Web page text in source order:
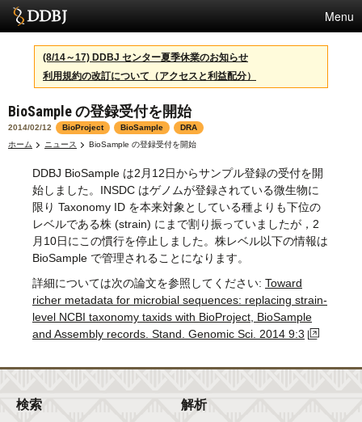
Menu
サービス
スパコン
統計
活動
センターについて
利用規約
English
(8/14～17) DDBJ センター夏季休業のお知らせ
利用規約の改訂について（アクセスと利益配分）
BioSample の登録受付を開始
2014/02/12 BioProject BioSample
DRA
ホーム
ニュース BioSample の登録受付を開始
DDBJ BioSample は2月12日からサンプル登録の受付を開
始しました。INSDC はゲノムが登録されている微生物に
限り Taxonomy ID を本来対象としている種よりも下位の
レベルである株 (strain) にまで割り振っていましたが，2
月10日にこの慣行を停止しました。株レベル以下の情報は
BioSample で管理されることになります。
詳細については次の論文を参照してください: Toward
richer metadata for microbial sequences: replacing strain-
level NCBI taxonomy taxids with BioProject, BioSample
and Assembly records. Stand. Genomic Sci. 2014 9:3
検索 解析